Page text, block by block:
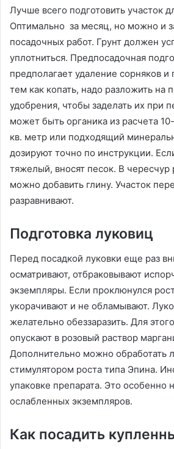
Лучше всего подготовить участок
Оптимально за месяц, но можно и
посадочных работ. Грунт должен
уплотниться. Предпосадочная
предполагает удаление сорняков
тем как копать, надо разложить на
удобрения, чтобы заделать их при
может быть органика из расчета
кв. метр или подходящий
дозируют точно по инструкции.
тяжелый, вносят песок. В
можно добавить глину. Участок
разравнивают.
Подготовка луковиц
Перед посадкой луковки еще раз
осматривают, отбраковывают
экземпляры. Если проклюнулся
укорачивают и не обламывают.
желательно обеззаразить. Для
опускают в розовый раствор
Дополнительно можно обработать
стимулятором роста типа Эпина.
упаковке препарата. Это особенно
ослабленных экземпляров.
Как посадить